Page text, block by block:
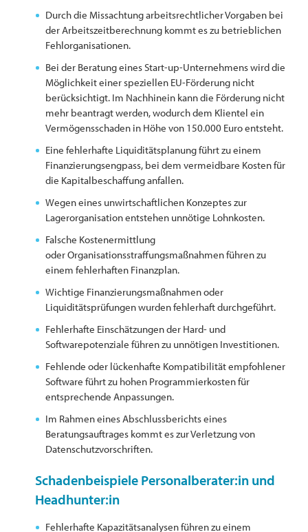
Durch die Missachtung arbeitsrechtlicher Vorgaben bei
der Arbeitszeitberechnung kommt es zu betrieblichen
Fehlorganisationen.
Bei der Beratung eines Start-up-Unternehmens wird die
Möglichkeit einer speziellen EU-Förderung nicht
berücksichtigt. Im Nachhinein kann die Förderung nicht
mehr beantragt werden, wodurch dem Klientel ein
Vermögensschaden in Höhe von 150.000 Euro entsteht.
Eine fehlerhafte Liquiditätsplanung führt zu einem
Finanzierungsengpass, bei dem vermeidbare Kosten für
die Kapitalbeschaffung anfallen.
Wegen eines unwirtschaftlichen Konzeptes zur
Lagerorganisation entstehen unnötige Lohnkosten.
Falsche Kostenermittlung
oder Organisationsstraffungsmaßnahmen führen zu
einem fehlerhaften Finanzplan.
Wichtige Finanzierungsmaßnahmen oder
Liquiditätsprüfungen wurden fehlerhaft durchgeführt.
Fehlerhafte Einschätzungen der Hard- und
Softwarepotenziale führen zu unnötigen Investitionen.
Fehlende oder lückenhafte Kompatibilität empfohlener
Software führt zu hohen Programmierkosten für
entsprechende Anpassungen.
Im Rahmen eines Abschlussberichts eines
Beratungsauftrages kommt es zur Verletzung von
Datenschutzvorschriften.
Schadenbeispiele Personalberater:in und
Headhunter:in
Fehlerhafte Kapazitätsanalysen führen zu einem